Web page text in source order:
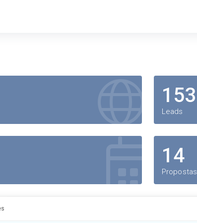
153
Leads
14
Propostas